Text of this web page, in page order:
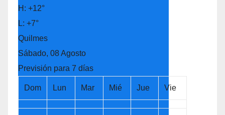
H: +12°
L: +7°
Quilmes
Sábado, 08 Agosto
Previsión para 7 días
Dom Lun Mar Mié Jue Vie